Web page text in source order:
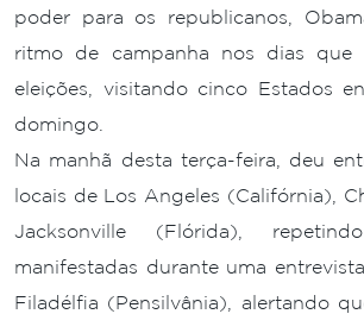
poder para os republicanos,
ritmo de campanha nos dias que
eleições, visitando cinco Estados
domingo.
Na manhã desta terça-feira, deu
locais de Los Angeles (Califórnia),
Jacksonville (Flórida),
manifestadas durante uma
Filadélfia (Pensilvânia), alertando